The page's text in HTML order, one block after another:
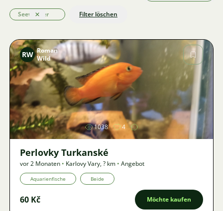
Seewasser
Löschen Filter löschen
Bild
RW Roman
Wild
1038 4
Perlovky Turkanské
vor 2 Monaten • Karlovy Vary,? km • Angebot
Aquarienfische Beide
60 Kč Möchte kaufen